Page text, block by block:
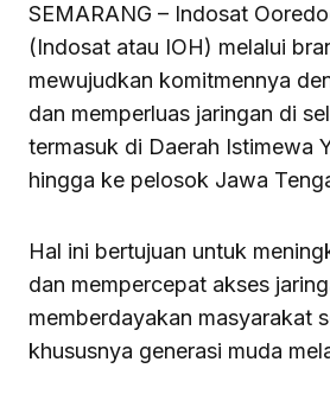
SEMARANG – Indosat
(Indosat atau IOH) melalui
mewujudkan komitmennya
dan memperluas jaringan di
termasuk di Daerah Istimewa
hingga ke pelosok Jawa
Hal ini bertujuan untuk
dan mempercepat akses
memberdayakan masyarakat
khususnya generasi muda